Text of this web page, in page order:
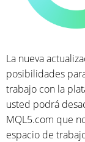
La nueva
posibilidades
trabajo con la
usted podrá
MQL5.com que
espacio de